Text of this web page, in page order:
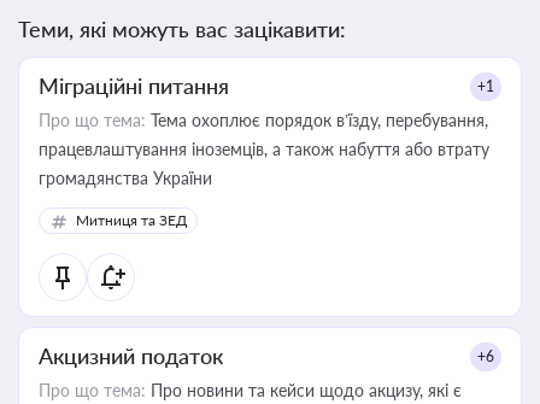
Теми, які можуть вас зацікавити:
Міграційні питання +1
Про що тема: Тема охоплює порядок в’їзду, перебування,
працевлаштування іноземців, а також набуття або втрату
громадянства України
Митниця та ЗЕД
Акцизний податок +6
Про що тема: Про новини та кейси щодо акцизу, які є